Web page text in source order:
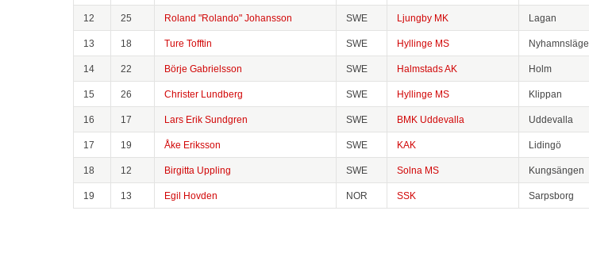
12 25 Roland "Rolando" Johansson SWE Ljungby MK Lagan
13 18 Ture Tofftin SWE Hyllinge MS Nyhamnsläge
14 22 Börje Gabrielsson SWE Halmstads AK Holm
15 26 Christer Lundberg SWE Hyllinge MS Klippan
16 17 Lars Erik Sundgren SWE BMK Uddevalla Uddevalla
17 19 Åke Eriksson SWE KAK Lidingö
18 12 Birgitta Uppling SWE Solna MS Kungsängen
19 13 Egil Hovden NOR SSK Sarpsborg